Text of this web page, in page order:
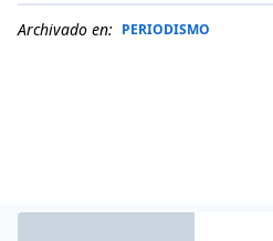
Archivado en: PERIODISMO